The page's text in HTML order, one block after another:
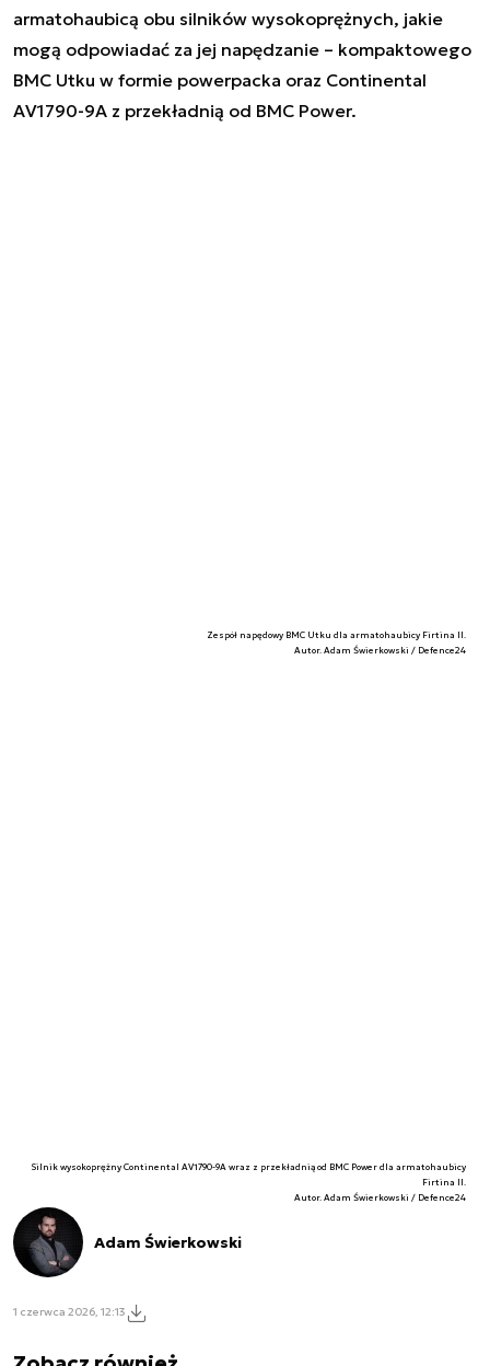
armatohaubicą obu silników wysokoprężnych, jakie
mogą odpowiadać za jej napędzanie – kompaktowego
BMC Utku w formie powerpacka oraz Continental
AV1790-9A z przekładnią od BMC Power.
Zespół napędowy BMC Utku dla armatohaubicy Firtina II.
Autor. Adam Świerkowski / Defence24
Silnik wysokoprężny Continental AV1790-9A wraz z przekładnią od BMC Power dla armatohaubicy
Firtina II.
Autor. Adam Świerkowski / Defence24
Adam Świerkowski
1 czerwca 2026, 12:13